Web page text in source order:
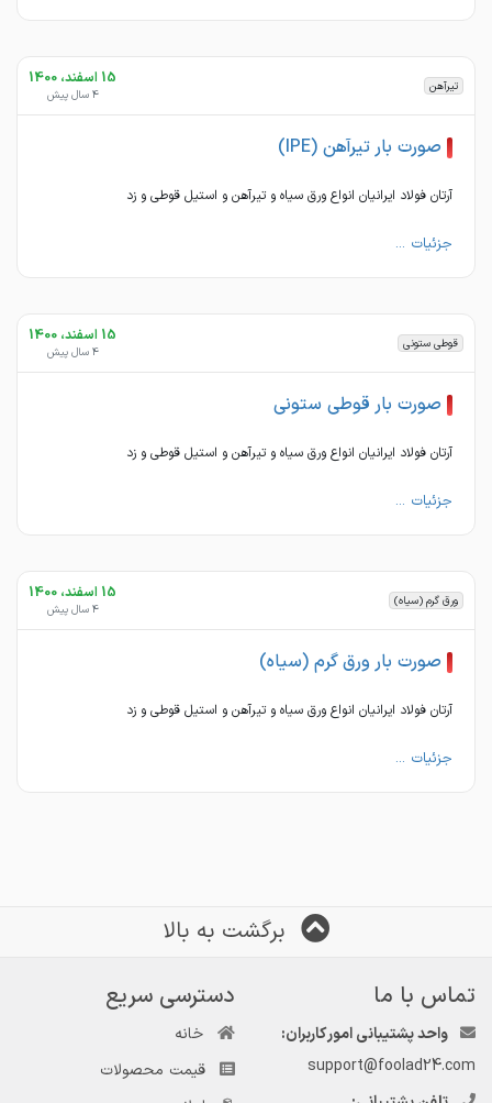
تیرآهن 15 اسفند، 1400
4 سال پیش
صورت بار تیرآهن (IPE)
آرتان فولاد ایرانیان انواع ورق سیاه و تیرآهن و استیل قوطی و زد
جزئیات ...
قوطی ستونی 15 اسفند، 1400
4 سال پیش
صورت بار قوطی ستونی
آرتان فولاد ایرانیان انواع ورق سیاه و تیرآهن و استیل قوطی و زد
جزئیات ...
ورق گرم (سیاه) 15 اسفند، 1400
4 سال پیش
صورت بار ورق گرم (سیاه)
آرتان فولاد ایرانیان انواع ورق سیاه و تیرآهن و استیل قوطی و زد
جزئیات ...
برگشت به بالا
تماس با ما
واحد پشتیبانی امور کاربران:
support@foolad24.com
دسترسی سریع
خانه
قیمت محصولات